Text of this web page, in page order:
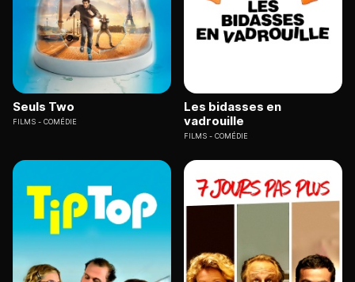
Seuls Two
FILMS COMÉDIE
Les bidasses en
vadrouille
FILMS COMÉDIE